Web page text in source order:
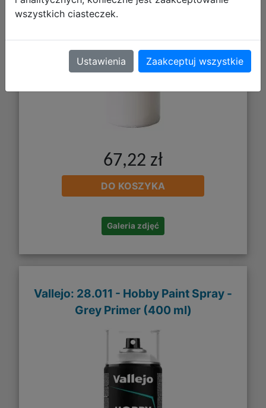
67,22 zł
DO KOSZYKA
Galeria zdjęć
Vallejo: 28.011 - Hobby Paint Spray -
Grey Primer (400 ml)
wszystkich ciasteczek.
Ustawienia Zaakceptuj wszystkie